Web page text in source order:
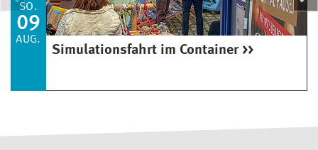
SO.
09
AUG.
Simulationsfahrt im Container